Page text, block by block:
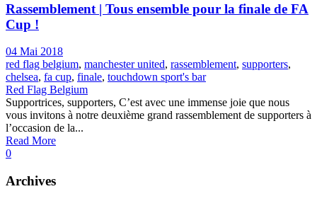
Rassemblement | Tous ensemble pour la finale de FA
Cup !
04 Mai 2018
red flag belgium, manchester united, rassemblement, supporters,
chelsea, fa cup, finale, touchdown sport's bar
Red Flag Belgium
Supportrices, supporters, C’est avec une immense joie que nous
vous invitons à notre deuxième grand rassemblement de supporters à
l’occasion de la...
Read More
0
Archives